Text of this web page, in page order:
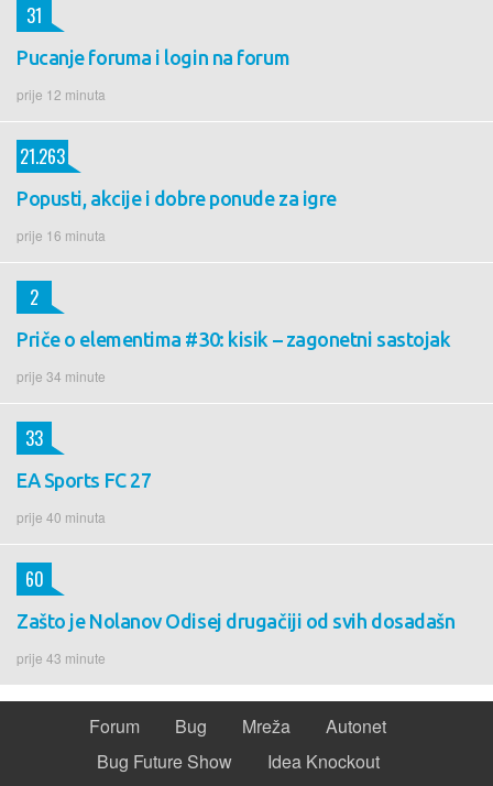
Pucanje foruma i login na forum
prije 12 minuta
31
Popusti, akcije i dobre ponude za igre
prije 16 minuta
21.263
Priče o elementima #30: kisik – zagonetni sastojak
prije 34 minute
2
EA Sports FC 27
prije 40 minuta
33
Zašto je Nolanov Odisej drugačiji od svih dosadašn
prije 43 minute
60
Forum Bug Mreža
Autonet
Bug Future Show
Idea Knockout